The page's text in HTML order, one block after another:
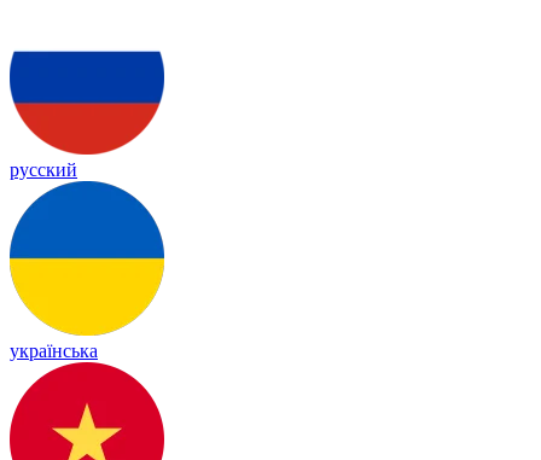
русский
українська